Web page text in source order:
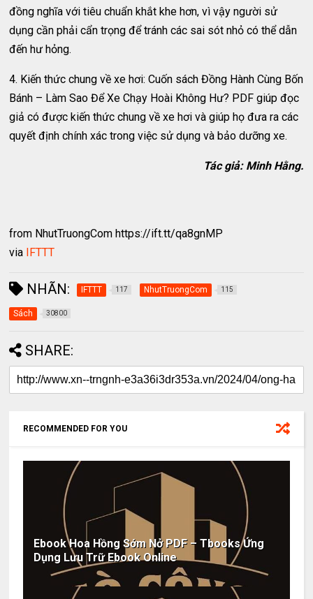
đồng nghĩa với tiêu chuẩn khắt khe hơn, vì vậy người sử
dụng cần phải cẩn trọng để tránh các sai sót nhỏ có thể dẫn
đến hư hỏng.
4. Kiến thức chung về xe hơi: Cuốn sách Đồng Hành Cùng Bốn
Bánh – Làm Sao Để Xe Chạy Hoài Không Hư? PDF giúp đọc
giả có được kiến thức chung về xe hơi và giúp họ đưa ra các
quyết định chính xác trong việc sử dụng và bảo dưỡng xe.
Tác giả: Minh Hằng.
from NhutTruongCom https://ift.tt/qa8gnMP
via IFTTT
NHÃN: IFTTT 117 NhutTruongCom 115
Sách 30800
SHARE:
RECOMMENDED FOR YOU
Ebook Hoa Hồng Sớm Nở PDF – Tbooks Ứng
Dụng Lưu Trữ Ebook Online